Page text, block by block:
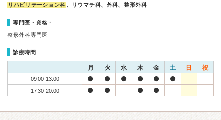
リハビリテーション科 、リウマチ科、外科、整形外科
専門医・資格：
整形外科専門医
診療時間
月 火 水 木 金 土 日 祝
09:00-13:00
17:30-20:00